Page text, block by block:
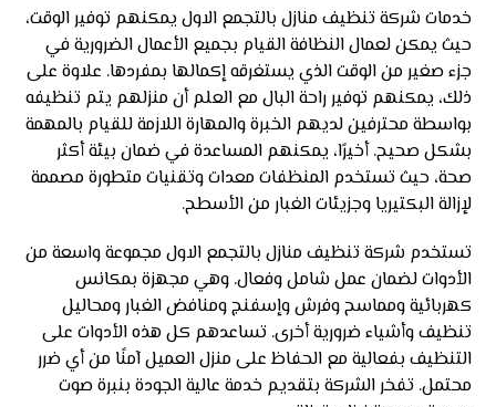
خدمات شركة تنظيف منازل بالتجمع الاول يمكنهم توفير الوقت،
حيث يمكن لعمال النظافة القيام بجميع الأعمال الضرورية في
جزء صغير من الوقت الذي يستغرقه إكمالها بمفردها. علاوة على
ذلك، يمكنهم توفير راحة البال مع العلم أن منزلهم يتم تنظيفه
بواسطة محترفين لديهم الخبرة والمهارة اللازمة للقيام بالمهمة
بشكل صحيح. أخيرًا، يمكنهم المساعدة في ضمان بيئة أكثر
صحة، حيث تستخدم المنظفات معدات وتقنيات متطورة مصممة
لإزالة البكتيريا وجزيئات الغبار من الأسطح.
تستخدم شركة تنظيف منازل بالتجمع الاول مجموعة واسعة من
الأدوات لضمان عمل شامل وفعال. وهي مجهزة بمكانس
كهربائية ومماسح وفرش وإسفنج ومنافض الغبار ومحاليل
تنظيف وأشياء ضرورية أخرى. تساعدهم كل هذه الأدوات على
التنظيف بفعالية مع الحفاظ على منزل العميل آمنًا من أي ضرر
محتمل. تفخر الشركة بتقديم خدمة عالية الجودة بنبرة صوت